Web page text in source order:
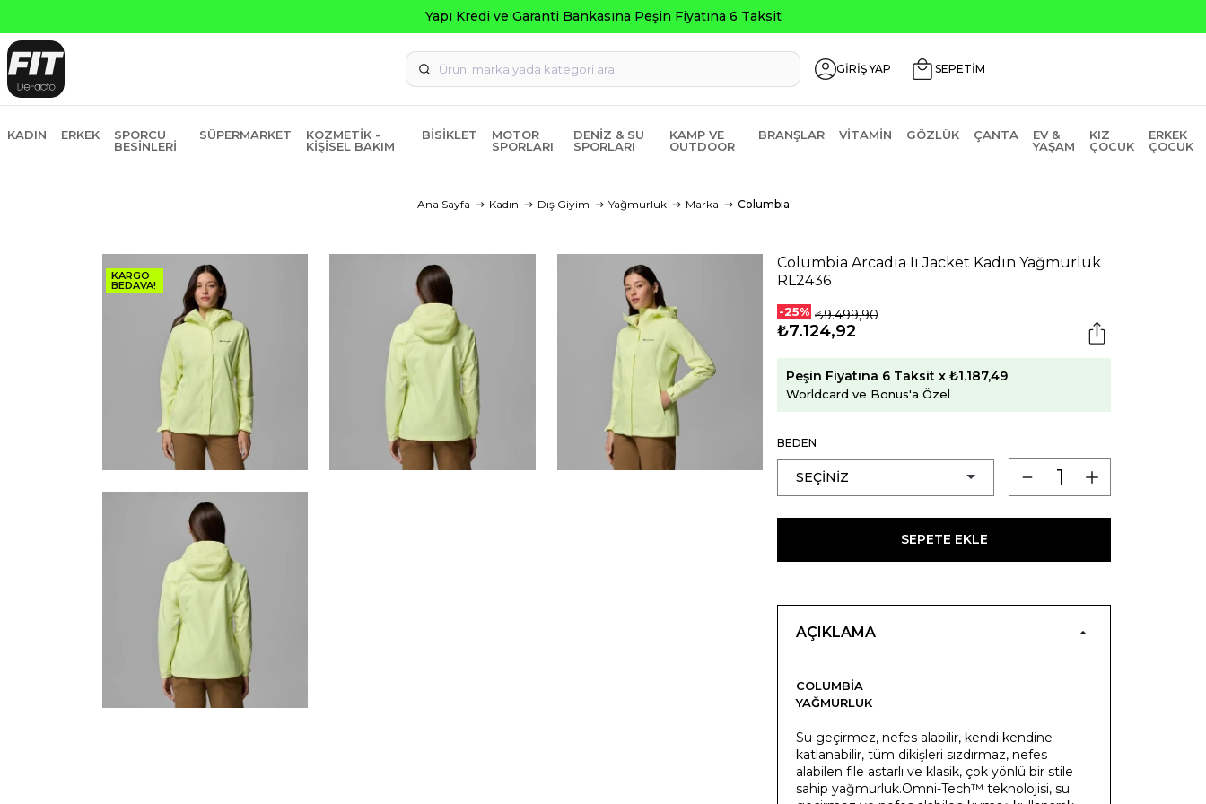
GİRİŞ YAP SEPETİM
KADIN ERKEK
SPORCU
BESINLERI
SÜPERMARKET
KOZMETIK -
KIŞISEL BAKIM
BISIKLET
MOTOR
SPORLARI
DENIZ & SU
SPORLARI
KAMP VE
OUTDOOR
BRANŞLAR VITAMIN GÖZLÜK ÇANTA
EV &
YAŞAM
KIZ
ÇOCUK
ERKEK
ÇOCUK
Ana Sayfa Kadın Dış Giyim Yağmurluk Marka Columbia
KARGO
BEDAVA!
Columbia Arcadıa Iı Jacket Kadın Yağmurluk
RL2436
-25% ₺9.499,90
₺7.124,92
Peşin Fiyatına 6 Taksit x ₺1.187,49
Worldcard ve Bonus'a Özel
BEDEN
SEPETE EKLE
AÇIKLAMA
COLUMBIA
YAĞMURLUK
Su geçirmez, nefes alabilir, kendi kendine
katlanabilir, tüm dikişleri sızdırmaz, nefes
alabilen file astarlı ve klasik, çok yönlü bir stile
sahip yağmurluk.Omni-Tech™ teknolojisi, su